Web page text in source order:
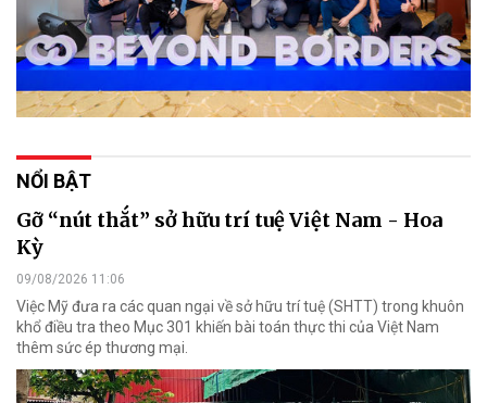
NỔI BẬT
Gỡ “nút thắt” sở hữu trí tuệ Việt Nam - Hoa
Kỳ
09/08/2026 11:06
Việc Mỹ đưa ra các quan ngại về sở hữu trí tuệ (SHTT) trong khuôn
khổ điều tra theo Mục 301 khiến bài toán thực thi của Việt Nam
thêm sức ép thương mại.